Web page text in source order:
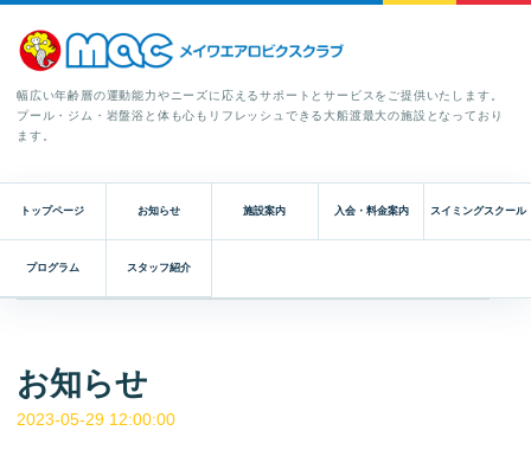
幅広い年齢層の運動能力やニーズに応えるサポートとサービスをご提供いたします。
プール・ジム・岩盤浴と体も心もリフレッシュできる大船渡最大の施設となっており
ます。
トップページ お知らせ 施設案内 入会・料金案内 スイミングスクール
プログラム スタッフ紹介
お知らせ
2023-05-29 12:00:00